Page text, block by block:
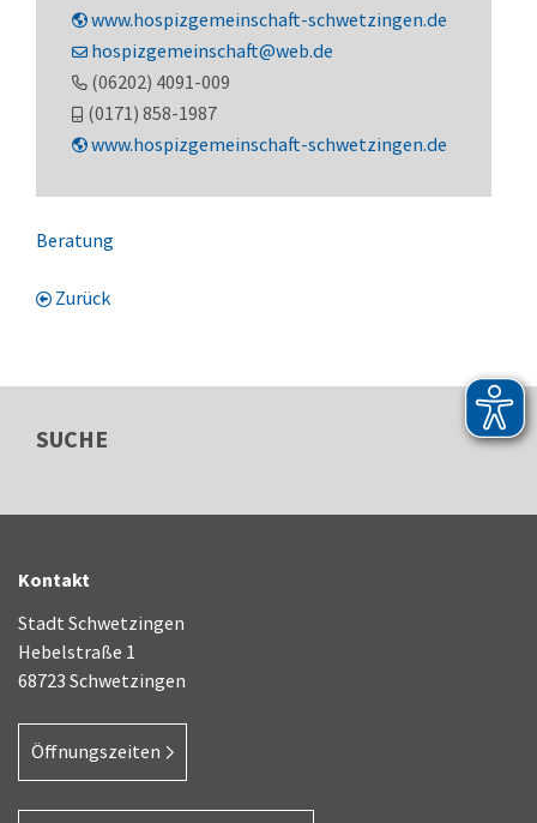
www.hospizgemeinschaft-schwetzingen.de
hospizgemeinschaft@web.de
(06202) 4091-009
(01 71) 858-1987
www.hospizgemeinschaft-schwetzingen.de
Beratung
Zurück
SUCHE
Kontakt
Stadt Schwetzingen
Hebelstraße 1
68723 Schwetzingen
Öffnungszeiten